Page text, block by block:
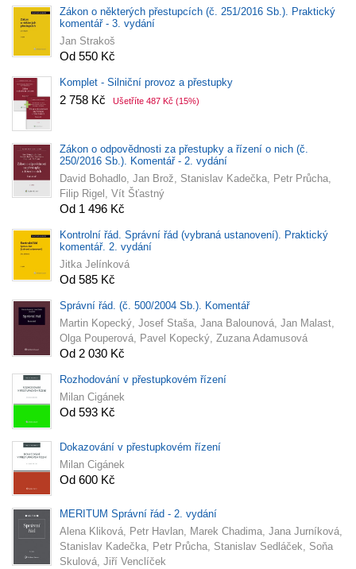
Zákon o některých přestupcích (č. 251/2016 Sb.). Praktický
komentář - 3. vydání
Jan Strakoš
Od 550 Kč
Komplet - Silniční provoz a přestupky
2 758 Kč Ušetříte 487 Kč (15%)
Zákon o odpovědnosti za přestupky a řízení o nich (č.
250/2016 Sb.). Komentář - 2. vydání
David Bohadlo, Jan Brož, Stanislav Kadečka, Petr Průcha,
Filip Rigel, Vít Šťastný
Od 1 496 Kč
Kontrolní řád. Správní řád (vybraná ustanovení). Praktický
komentář. 2. vydání
Jitka Jelínková
Od 585 Kč
Správní řád. (č. 500/2004 Sb.). Komentář
Martin Kopecký, Josef Staša, Jana Balounová, Jan Malast,
Olga Pouperová, Pavel Kopecký, Zuzana Adamusová
Od 2 030 Kč
Rozhodování v přestupkovém řízení
Milan Cigánek
Od 593 Kč
Dokazování v přestupkovém řízení
Milan Cigánek
Od 600 Kč
MERITUM Správní řád - 2. vydání
Alena Kliková, Petr Havlan, Marek Chadima, Jana Jurníková,
Stanislav Kadečka, Petr Průcha, Stanislav Sedláček, Soňa
Skulová, Jiří Venclíček